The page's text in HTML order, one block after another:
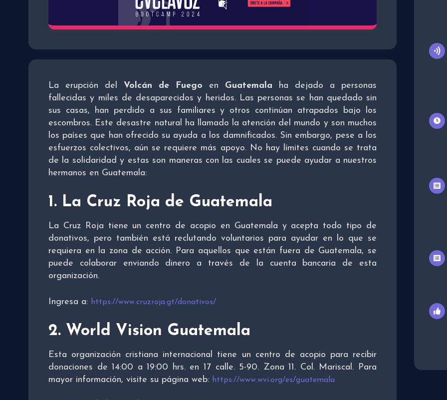
La erupción del Volcán de Fuego en Guatemala ha dejado a personas
fallecidas y miles de desaparecidos y heridos. Las personas se han quedado sin
sus casas, han perdido a sus familiares y otros continúan atrapados bajo los
escombros. Este desastre natural ha llamado la atención del mundo y son muchos
los países que han ofrecido su ayuda a los damnificados. Sin embargo, pese a los
esfuerzos colectivos, aún se requiere más apoyo. No hay límites cuando se trata
de la solidaridad y estas son maneras con las cuales se puede ayudar a nuestros
hermanos en Guatemala:
1. La Cruz Roja de Guatemala
La Cruz Roja tiene un centro de acopio en Guatemala y acepta todo tipo de
donativos, pero también está reclutando voluntarios para ayudar en lo que se
requiera en la zona de acción. Para aquellos que están fuera de Guatemala, se
puede colaborar enviando dinero a través de la cuenta bancaria de esta
organización.
Ingresa a: https://www.cruzroja.gt/donativos/
2. World Vision Guatemala
Esta organización cristiana internacional tiene un centro de acopio para recibir
donaciones de 14:00 a 19:00 hrs. en 17 calle. 5-90. Zona 11. Col. Mariscal. Para
mayor información, visite su página web: https://www.wvi.org/es/guatemala